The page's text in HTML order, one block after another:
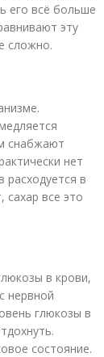
его всё больше
эту
сложно.
снабжают
нет
расходуется в
сахар все это
в крови,
нервной
глюкозы в
состояние.